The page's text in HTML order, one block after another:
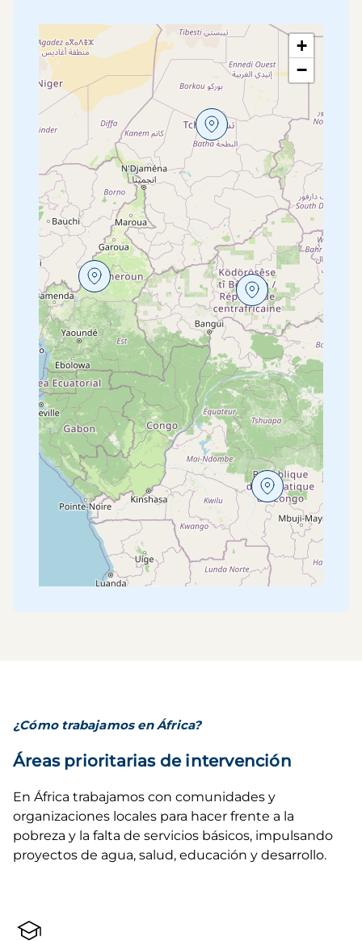
+
−
¿Cómo trabajamos en África?
Áreas prioritarias de intervención
En África trabajamos con comunidades y
organizaciones locales para hacer frente a la
pobreza y la falta de servicios básicos, impulsando
proyectos de agua, salud, educación y desarrollo.